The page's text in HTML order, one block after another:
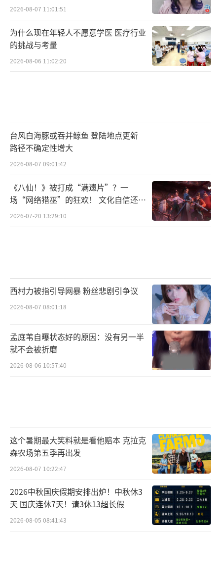
2026-08-07 11:01:51
为什么现在年轻人不愿意学医 医疗行业
的挑战与考量
2026-08-06 11:02:20
台风白海豚或吞并鲸鱼 登陆地点更新
路径不确定性增大
2026-08-07 09:01:42
《八仙！》被打成“满遗片”？一
场“网络猎巫”的狂欢！ 文化自信还是
焦虑？
2026-07-20 13:29:10
西村力被指引导网暴 粉丝悲剧引争议
2026-08-07 08:01:18
孟庭苇自曝状态好的原因：没有另一半
就不会被折磨
2026-08-06 10:57:40
这个暑期最大笑料就是看他赔本 克拉克
森农场第五季再出发
2026-08-07 10:22:47
2026中秋国庆假期安排出炉！中秋休3
天 国庆连休7天！请3休13超长假
2026-08-05 08:41:43